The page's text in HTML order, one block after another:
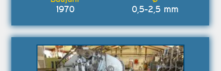
1970 0,5-2,5 mm